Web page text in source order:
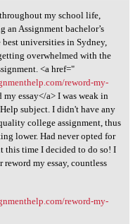
my school life,
an Assignment bachelor’s
best universities in Sydney,
overwhelmed with the
<a href="
reword-my-
essay</a> I was weak in
subject. I didn't have any
college assignment, thus
lower. Had never opted for
this time I decided to do so! I
reword my essay, countless
reword-my-